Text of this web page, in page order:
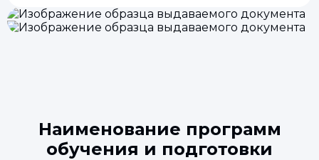
Наименование программ
обучения и подготовки